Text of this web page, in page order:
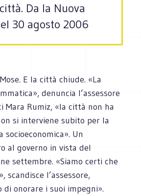
Da la Nuova
30 agosto 2006
E la città chiude. «La
denuncia l’assessore
Mara Rumiz, «la città non ha
si interviene subito per la
socioeconomica». Un
al governo in vista del
settembre. «Siamo certi che
scandisce l’assessore,
di onorare i suoi impegni».